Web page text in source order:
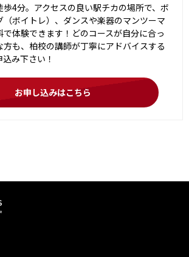
歩4分。アクセスの良い駅チカの場所で、ボ
（ボイトレ）、ダンスや楽器のマンツーマ
で体験できます！どのコースが自分に合っ
方も、柏校の講師が丁寧にアドバイスする
み下さい！
お申し込みはこちら